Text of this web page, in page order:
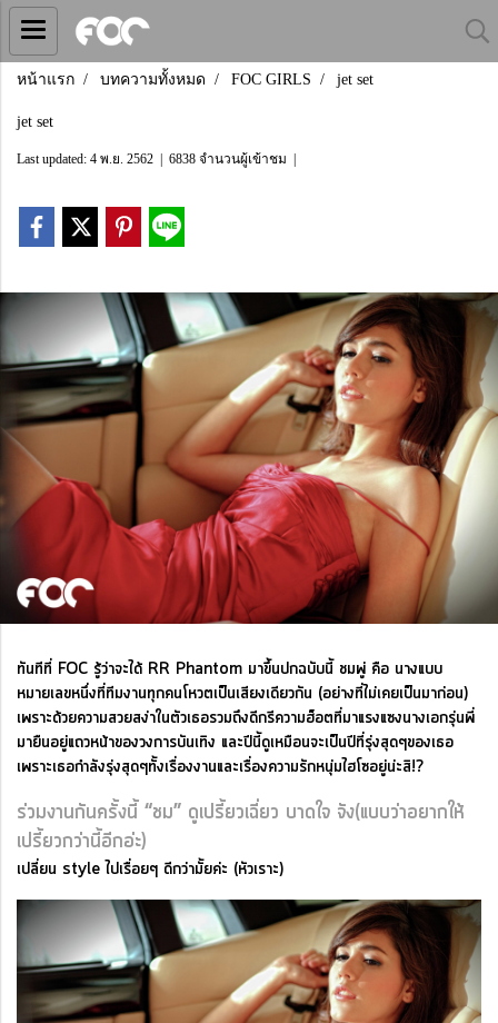
หน้าแรก บทความทั้งหมด FOC GIRLS jet set
jet set
Last updated: 4 พ.ย. 2562 6838 จำนวนผู้เข้าชม
ทันทีที่ FOC รู้ว่าจะได้ RR Phantom มาขึ้นปกฉบับนี้ ชมพู่ คือ นางแบบ
หมายเลขหนึ่งที่ทีมงานทุกคนโหวตเป็นเสียงเดียวกัน (อย่างที่ไม่เคยเป็นมาก่อน)
เพราะด้วยความสวยสง่าในตัวเธอรวมถึงดีกรีความฮ็อตที่มาแรงแซงนางเอกรุ่นพี่
มายืนอยู่แถวหน้าของวงการบันเทิง และปีนี้ดูเหมือนจะเป็นปีที่รุ่งสุดๆของเธอ
เพราะเธอกำลังรุ่งสุดๆทั้งเรื่องงานและเรื่องความรักหนุ่มไฮโซอยู่น่ะสิ!?
ร่วมงานกันครั้งนี้ “ชม” ดูเปรี้ยวเฉี่ยว บาดใจ จัง(แบบว่าอยากให้
เปรี้ยวกว่านี้อีกอ่ะ)
เปลี่ยน style ไปเรื่อยๆ ดีกว่ามั้ยค่ะ (หัวเราะ)